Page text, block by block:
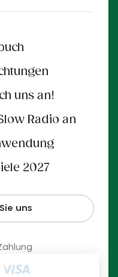
uns an!
Radio an
2027
uns